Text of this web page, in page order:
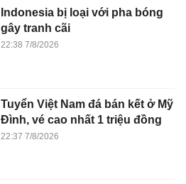
Indonesia bị loại với pha bóng
gây tranh cãi
22:38 7/8/2026
Tuyển Việt Nam đá bán kết ở Mỹ
Đình, vé cao nhất 1 triệu đồng
22:37 7/8/2026